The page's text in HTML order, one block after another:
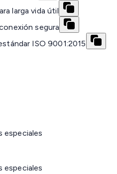
larga vida útil
segura
ISO 9001:2015
especiales
especiales